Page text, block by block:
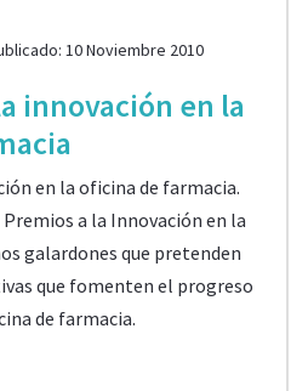
10 Noviembre 2010
innovación en la
en la oficina de farmacia.
a la Innovación en la
galardones que pretenden
que fomenten el progreso
de farmacia.